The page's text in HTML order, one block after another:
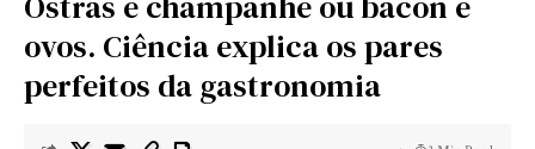
ovos. Ciência explica os pares
perfeitos da gastronomia